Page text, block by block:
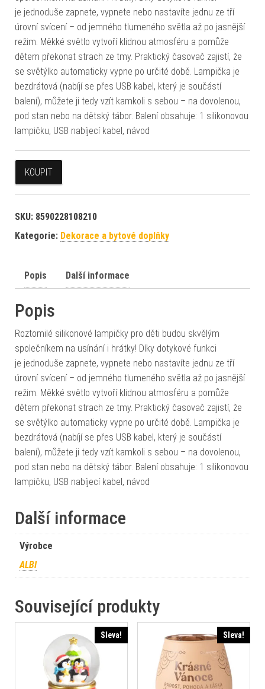
je jednoduše zapnete, vypnete nebo nastavíte jednu ze tří
úrovní svícení – od jemného tlumeného světla až po jasnější
režim. Měkké světlo vytvoří klidnou atmosféru a pomůže
dětem překonat strach ze tmy. Praktický časovač zajistí, že
se světýlko automaticky vypne po určité době. Lampička je
bezdrátová (nabíjí se přes USB kabel, který je součástí
balení), můžete ji tedy vzít kamkoli s sebou – na dovolenou,
pod stan nebo na dětský tábor. Balení obsahuje: 1 silikonovou
lampičku, USB nabíjecí kabel, návod
KOUPIT
SKU: 8590228108210
Kategorie: Dekorace a bytové doplňky
Popis Další informace
Popis
Roztomilé silikonové lampičky pro děti budou skvělým
společníkem na usínání i hrátky! Díky dotykové funkci
je jednoduše zapnete, vypnete nebo nastavíte jednu ze tří
úrovní svícení – od jemného tlumeného světla až po jasnější
režim. Měkké světlo vytvoří klidnou atmosféru a pomůže
dětem překonat strach ze tmy. Praktický časovač zajistí, že
se světýlko automaticky vypne po určité době. Lampička je
bezdrátová (nabíjí se přes USB kabel, který je součástí
balení), můžete ji tedy vzít kamkoli s sebou – na dovolenou,
pod stan nebo na dětský tábor. Balení obsahuje: 1 silikonovou
lampičku, USB nabíjecí kabel, návod
Další informace
Výrobce
ALBI
Související produkty
Sleva! Sleva!